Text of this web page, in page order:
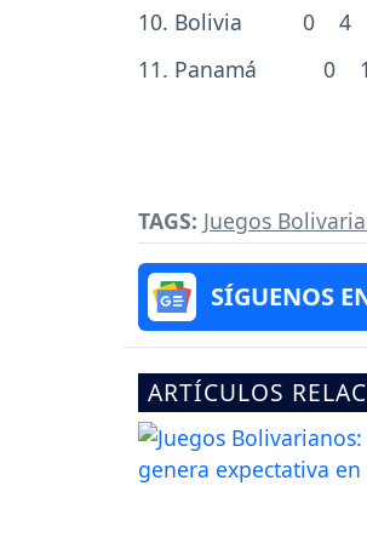
10. Bolivia 0
11. Panamá
TAGS: Juegos
SÍGUENOS
ARTÍCULOS